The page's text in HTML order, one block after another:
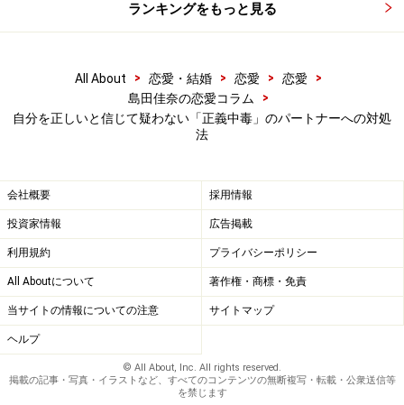
正義中毒の人は、自分の意見を通したいのではありませ
達成するのです。承認欲求の1つのスタイルですね。
正義中毒な人とぶつかるのは、時間とエネルギーのム
い、それが屁理屈や間違った正義感であれば、相手が誰
であろうと笑顔で聞き流してしまいましょう。
距離を置ける関係の相手なら、フェイドアウトするのが
一番。自分の意見をぶつけることで、あなたまで正義中
毒にならないようにしましょうね。
夫にイライラしたときの対処法……キレない妻はこっ
ランキングをもっと見る
All About > 恋愛・結婚 > 恋愛 > 恋愛
>
島田佳奈の恋愛コラム
>
自分を正しいと信じて疑わない「正義中毒」のパートナーへの対処
法
会社概要 採用情報
投資家情報 広告掲載
利用規約 プライバシーポリシー
All Aboutについて 著作権・商標・免責
当サイトの情報についての注意 サイトマップ
ヘルプ
© All About, Inc. All rights reserved.
掲載の記事・写真・イラストなど、すべてのコンテンツの無断複写・転載・公衆送信等
を禁じます